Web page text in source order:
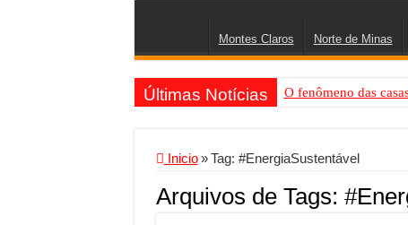
Montes Claros Norte de Minas
Últimas Notícias O fenômeno das
Conheça a melhor
Mais da metade dos
Inicio » Tag: #EnergiaSustentável
Arquivos de Tags: